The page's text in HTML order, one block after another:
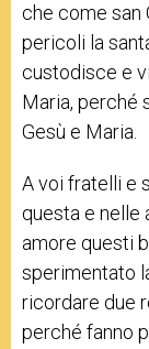
che come san
pericoli la
custodisce e
Maria, perché
Gesù e Maria.
A voi fratelli e
questa e nelle
amore questi
sperimentato
ricordare due
perché fanno